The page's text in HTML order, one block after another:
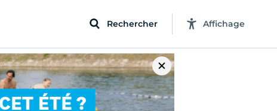
Rechercher Affichage